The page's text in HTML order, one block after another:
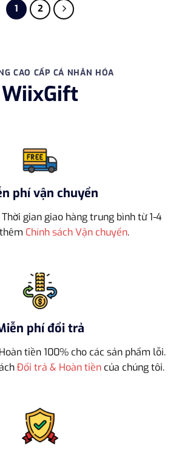
1 2
CAO CẤP CÁ NHÂN HÓA
WiixGift
phí vận chuyển
gian giao hàng trung bình từ 1-4
Chính sách Vận chuyển.
phí đổi trả
tiền 100% cho các sản phẩm lỗi.
Đổi trả & Hoàn tiềncủa chúng tôi.